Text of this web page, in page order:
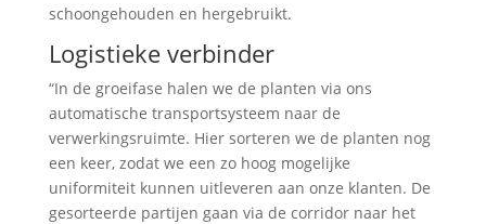
schoongehouden en hergebruikt.
Logistieke verbinder
“In de groeifase halen we de planten via ons
automatische transportsysteem naar de
verwerkingsruimte. Hier sorteren we de planten nog
een keer, zodat we een zo hoog mogelijke
uniformiteit kunnen uitleveren aan onze klanten. De
gesorteerde partijen gaan via de corridor naar het